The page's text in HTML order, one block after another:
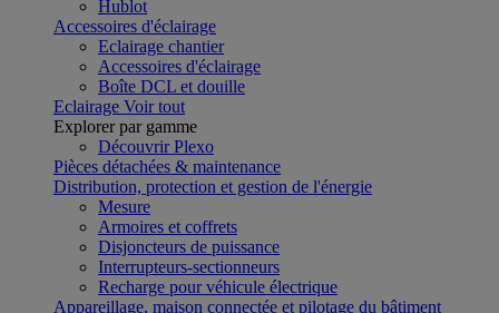
Hublot
Accessoires d'éclairage
Eclairage chantier
Accessoires d'éclairage
Boîte DCL et douille
Eclairage Voir tout
Explorer par gamme
Découvrir Plexo
Pièces détachées & maintenance
Distribution, protection et gestion de l'énergie
Mesure
Armoires et coffrets
Disjoncteurs de puissance
Interrupteurs-sectionneurs
Recharge pour véhicule électrique
Appareillage, maison connectée et pilotage du bâtiment